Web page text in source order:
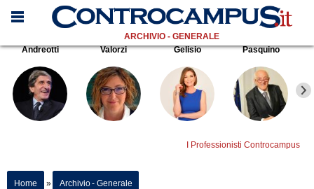
ARCHIVIO - GENERALE
Andreotti
Valorzi Gelisio Pasquino
I Professionisti Controcampus
Home » Archivio - Generale